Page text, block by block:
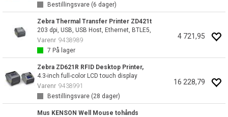
Bestillingsvare (6 dager)
Zebra Thermal Transfer Printer ZD421t
203 dpi, USB, USB Host, Ethernet, BTLE5,
Varenr 9438989
7 På lager
4 721,95
Zebra ZD621R RFID Desktop Printer,
4.3-inch full-color LCD touch display
Varenr 9438991
Bestillingsvare (28 dager)
16 228,79
Mus KENSON Well Mouse tohånds